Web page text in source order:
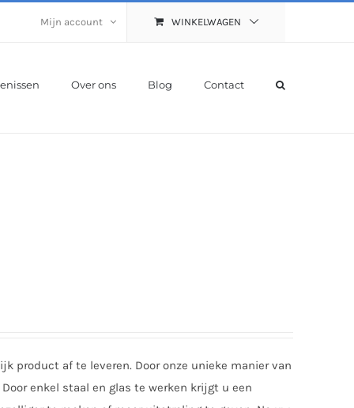
Mijn account WINKELWAGEN
Over ons Blog Contact
product af te leveren. Door onze unieke manier van
enkel staal en glas te werken krijgt u een